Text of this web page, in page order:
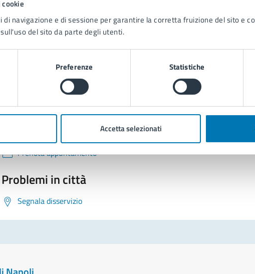
di navigazione e di sessione per garantire la corretta fruizione del sito e
del sito da parte degli utenti.
Preferenze Statistiche
Accetta selezionati
Contatta il comune
Leggi le domande frequenti
Prenota appuntamento
Problemi in città
Segnala disservizio